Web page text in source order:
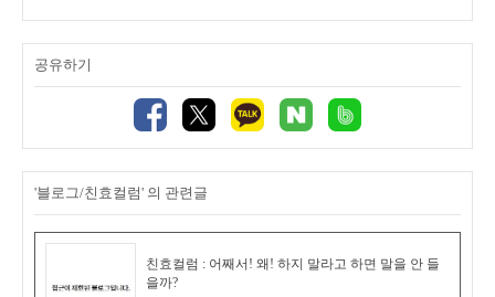
공유하기
'블로그/친효컬럼' 의 관련글
친효컬럼 : 어째서! 왜! 하지 말라고 하면 말을 안 들
을까?